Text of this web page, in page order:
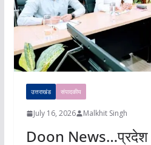
उत्तराखंड संपादकीय
July 16, 2026 Malkhit Singh
Doon News…प्रदेश